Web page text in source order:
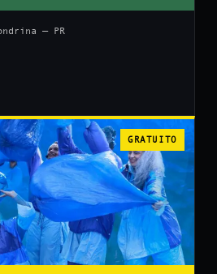
— PR
GRATUITO